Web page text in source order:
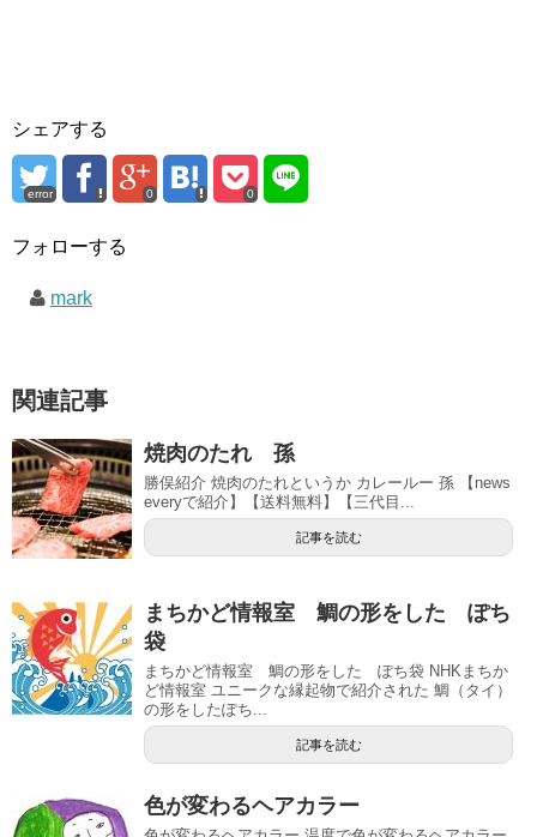
シェアする
error 0 0
フォローする
mark
関連記事
焼肉のたれ 孫
勝俣紹介 焼肉のたれというか カレールー 孫 【news
everyで紹介】【送料無料】【三代目...
記事を読む
まちかど情報室 鯛の形をした ぽち
袋
まちかど情報室 鯛の形をした ぽち袋 NHKまちか
ど情報室 ユニークな縁起物で紹介された 鯛（タイ）
の形をしたぽち...
記事を読む
色が変わるヘアカラー